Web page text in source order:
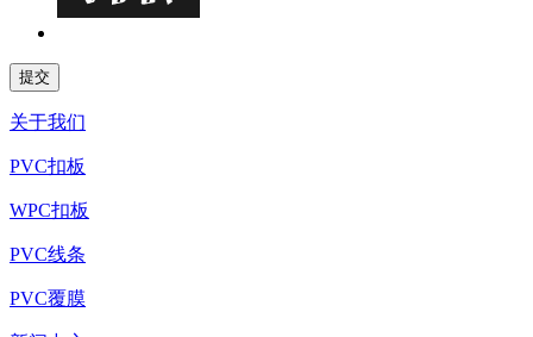
关于我们
PVC扣板
WPC扣板
PVC线条
PVC覆膜